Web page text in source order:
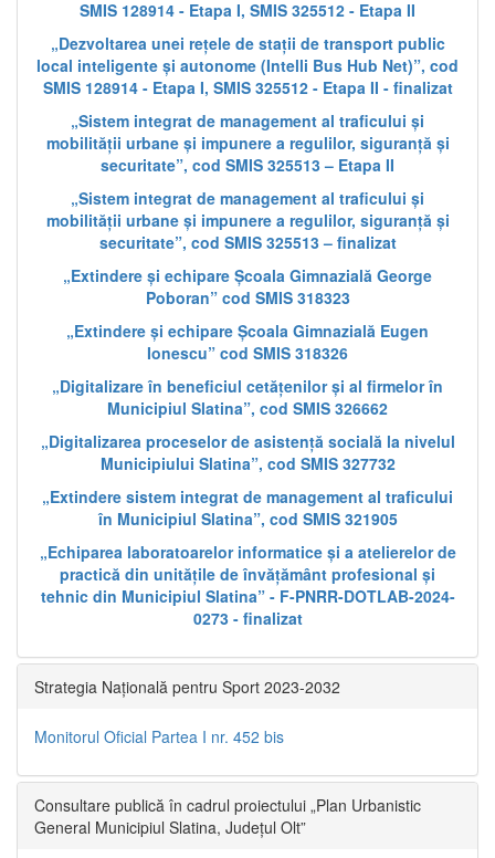
SMIS 128914 - Etapa I, SMIS 325512 - Etapa II
„Dezvoltarea unei rețele de stații de transport public
local inteligente și autonome (Intelli Bus Hub Net)”, cod
SMIS 128914 - Etapa I, SMIS 325512 - Etapa II - finalizat
„Sistem integrat de management al traficului și
mobilității urbane și impunere a regulilor, siguranță și
securitate”, cod SMIS 325513 – Etapa II
„Sistem integrat de management al traficului și
mobilității urbane și impunere a regulilor, siguranță și
securitate”, cod SMIS 325513 – finalizat
„Extindere și echipare Școala Gimnazială George
Poboran” cod SMIS 318323
„Extindere și echipare Școala Gimnazială Eugen
Ionescu” cod SMIS 318326
„Digitalizare în beneficiul cetățenilor și al firmelor în
Municipiul Slatina”, cod SMIS 326662
„Digitalizarea proceselor de asistență socială la nivelul
Municipiului Slatina”, cod SMIS 327732
„Extindere sistem integrat de management al traficului
în Municipiul Slatina”, cod SMIS 321905
„Echiparea laboratoarelor informatice și a atelierelor de
practică din unitățile de învățământ profesional și
tehnic din Municipiul Slatina” - F-PNRR-DOTLAB-2024-
0273 - finalizat
Strategia Națională pentru Sport 2023-2032
Monitorul Oficial Partea I nr. 452 bis
Consultare publică în cadrul proiectului „Plan Urbanistic
General Municipiul Slatina, Județul Olt”